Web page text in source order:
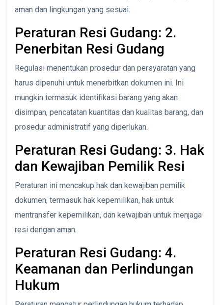
aman dan lingkungan yang sesuai.
Peraturan Resi Gudang: 2.
Penerbitan Resi Gudang
Regulasi menentukan prosedur dan persyaratan yang
harus dipenuhi untuk menerbitkan dokumen ini. Ini
mungkin termasuk identifikasi barang yang akan
disimpan, pencatatan kuantitas dan kualitas barang, dan
prosedur administratif yang diperlukan.
Peraturan Resi Gudang: 3. Hak
dan Kewajiban Pemilik Resi
Peraturan ini mencakup hak dan kewajiban pemilik
dokumen, termasuk hak kepemilikan, hak untuk
mentransfer kepemilikan, dan kewajiban untuk menjaga
resi dengan aman.
Peraturan Resi Gudang: 4.
Keamanan dan Perlindungan
Hukum